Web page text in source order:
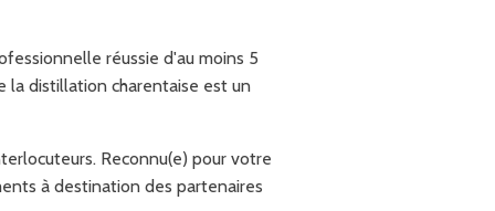
réussie d'au moins 5
la distillation charentaise est un
Reconnu(e) pour votre
à destination des partenaires